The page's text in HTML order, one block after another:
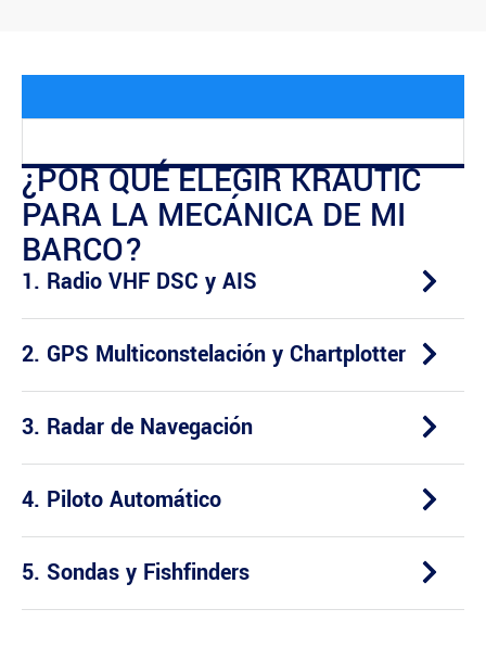
¿POR QUÉ ELEGIR KRAUTIC
PARA LA MECÁNICA DE MI
BARCO?
1. Radio VHF DSC y AIS
2. GPS Multiconstelación y Chartplotter
3. Radar de Navegación
4. Piloto Automático
5. Sondas y Fishfinders